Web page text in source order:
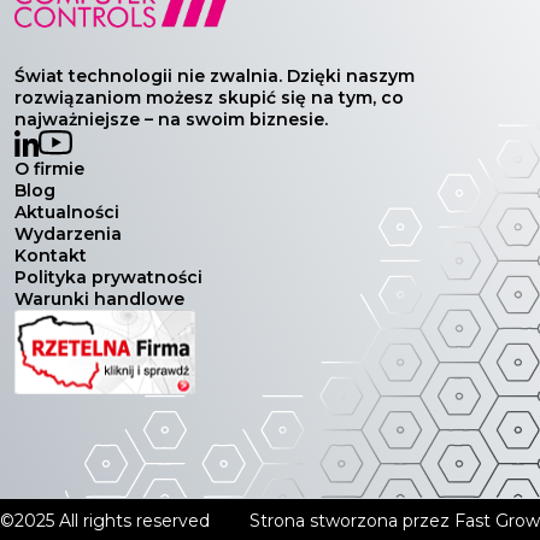
Świat technologii nie zwalnia. Dzięki naszym
rozwiązaniom możesz skupić się na tym, co
najważniejsze – na swoim biznesie.
O firmie
Blog
Aktualności
Wydarzenia
Kontakt
Polityka prywatności
Warunki handlowe
©2025 All rights reserved Strona stworzona przez Fast Grow